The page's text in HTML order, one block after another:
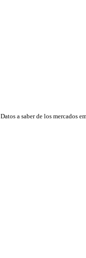
Datos a saber de los mercados